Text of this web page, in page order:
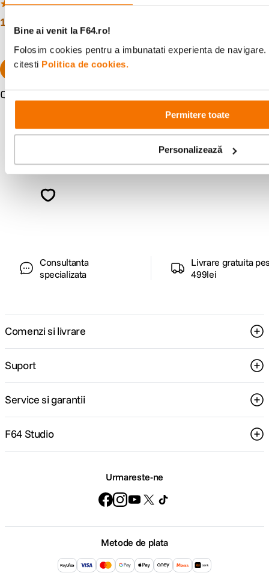
Bine ai venit la F64.ro!
Folosim cookies pentru a imbunatati experienta de
citesti Politica de cookies.
Permitere toate
Personalizează
(1)
169
Resigilat de la 15210 lei
(0)
Alatura-te comunitatii creatorilor
Consultanta
specializata
Livrare gratuita
499lei
Comenzi si livrare
Suport
Service si garantii
F64 Studio
Urmareste-ne
Metode de plata